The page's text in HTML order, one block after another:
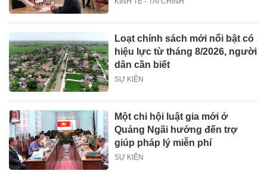
Loạt chính sách mới nổi bật có
hiệu lực từ tháng 8/2026, người
dân cần biết
SỰ KIỆN
Một chi hội luật gia mới ở
Quảng Ngãi hướng đến trợ
giúp pháp lý miễn phí
SỰ KIỆN